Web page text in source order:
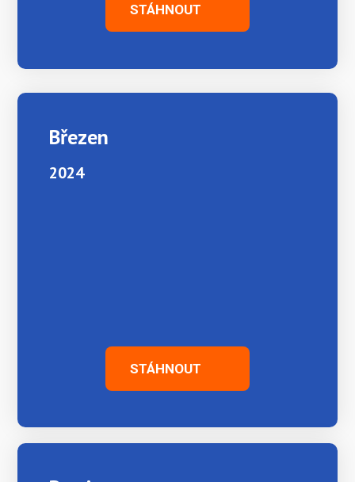
STÁHNOUT
Březen
2024
STÁHNOUT